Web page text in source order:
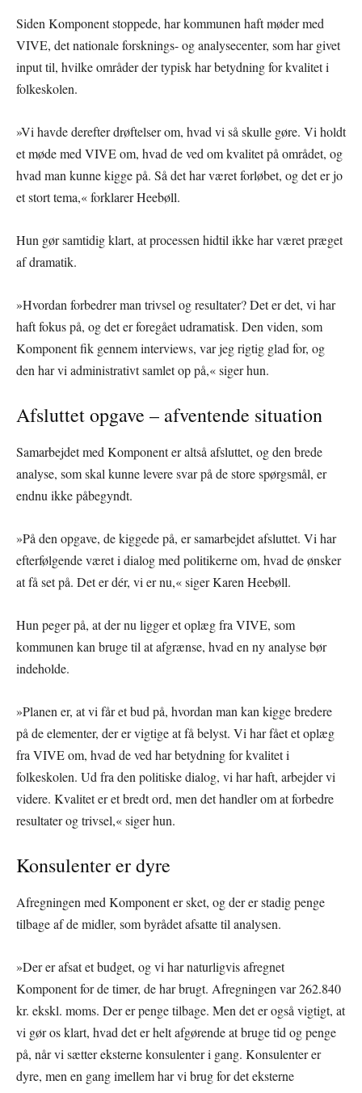
Siden Komponent stoppede, har kommunen haft møder med
VIVE, det nationale forsknings- og analysecenter, som har givet
input til, hvilke områder der typisk har betydning for kvalitet i
folkeskolen.
»Vi havde derefter drøftelser om, hvad vi så skulle gøre. Vi holdt
et møde med VIVE om, hvad de ved om kvalitet på området, og
hvad man kunne kigge på. Så det har været forløbet, og det er jo
et stort tema,« forklarer Heebøll.
Hun gør samtidig klart, at processen hidtil ikke har været præget
af dramatik.
»Hvordan forbedrer man trivsel og resultater? Det er det, vi har
haft fokus på, og det er foregået udramatisk. Den viden, som
Komponent fik gennem interviews, var jeg rigtig glad for, og
den har vi administrativt samlet op på,« siger hun.
Afsluttet opgave – afventende situation
Samarbejdet med Komponent er altså afsluttet, og den brede
analyse, som skal kunne levere svar på de store spørgsmål, er
endnu ikke påbegyndt.
»På den opgave, de kiggede på, er samarbejdet afsluttet. Vi har
efterfølgende været i dialog med politikerne om, hvad de ønsker
at få set på. Det er dér, vi er nu,« siger Karen Heebøll.
Hun peger på, at der nu ligger et oplæg fra VIVE, som
kommunen kan bruge til at afgrænse, hvad en ny analyse bør
indeholde.
»Planen er, at vi får et bud på, hvordan man kan kigge bredere
på de elementer, der er vigtige at få belyst. Vi har fået et oplæg
fra VIVE om, hvad de ved har betydning for kvalitet i
folkeskolen. Ud fra den politiske dialog, vi har haft, arbejder vi
videre. Kvalitet er et bredt ord, men det handler om at forbedre
resultater og trivsel,« siger hun.
Konsulenter er dyre
Afregningen med Komponent er sket, og der er stadig penge
tilbage af de midler, som byrådet afsatte til analysen.
»Der er afsat et budget, og vi har naturligvis afregnet
Komponent for de timer, de har brugt. Afregningen var 262.840
kr. ekskl. moms. Der er penge tilbage. Men det er også vigtigt, at
vi gør os klart, hvad det er helt afgørende at bruge tid og penge
på, når vi sætter eksterne konsulenter i gang. Konsulenter er
dyre, men en gang imellem har vi brug for det eksterne